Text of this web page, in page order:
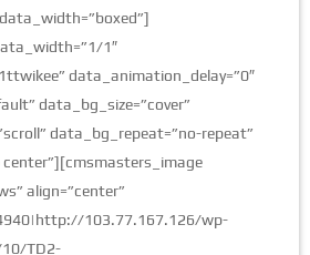
1″
data_animation_delay=”0″
data_bg_size=”cover”
data_bg_repeat=”no-repeat”
align=”center”
103.77.167.126/wp-
TD2-